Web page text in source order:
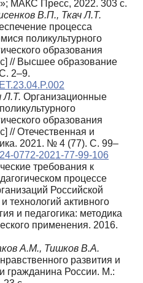
МАКС Пресс, 2022. 303 c.
В.П., Ткач Л.Т.
процесса
поликультурного
образования
// Высшее образование
2–9.
Л.Т. Организационные
образования
// Отечественная и
2021. № 4 (77). С. 99–
0772-2021-77-99-106
требования к
процессе
Российской
технологий активного
и педагогика: методика
применения. 2016.
А.М., Тишков В.А.
развития и
гражданина России. М.: